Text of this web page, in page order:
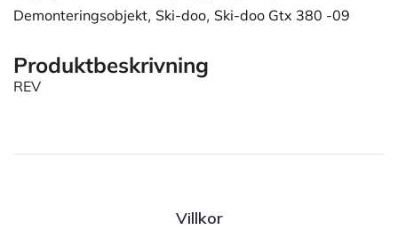
Demonteringsobjekt, Ski-doo, Ski-doo Gtx 380 -09
Produktbeskrivning
REV
Villkor